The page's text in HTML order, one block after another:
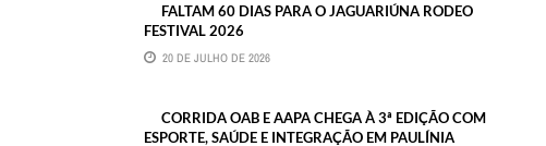
FALTAM 60 DIAS PARA O JAGUARIÚNA RODEO
FESTIVAL 2026
20 DE JULHO DE 2026
CORRIDA OAB E AAPA CHEGA À 3ª EDIÇÃO COM
ESPORTE, SAÚDE E INTEGRAÇÃO EM PAULÍNIA